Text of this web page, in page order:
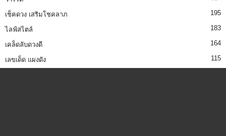
เช็คดวง เสริมโชคลาภ 195
ไลฟ์สไตล์ 183
เคล็ดลับดวงดี 164
เลขเด็ด แผงดัง 115